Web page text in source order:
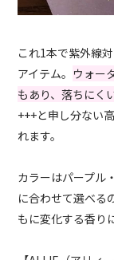
これ1本で紫外線
アイテム。 ウォー
もあり、落ちにく
+++と申し分ない
れます。
カラーはパープル
に合わせて選べる
もに変化する香り